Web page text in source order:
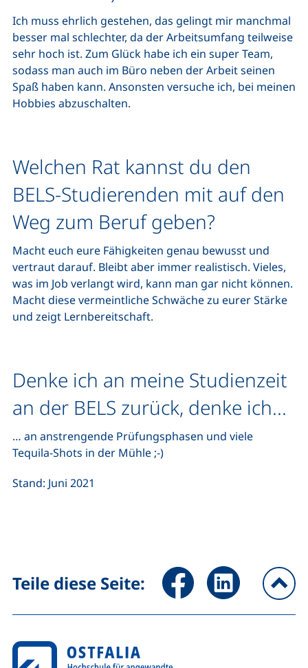
Ich muss ehrlich gestehen, das gelingt mir manchmal
besser mal schlechter, da der Arbeitsumfang teilweise
sehr hoch ist. Zum Glück habe ich ein super Team,
sodass man auch im Büro neben der Arbeit seinen
Spaß haben kann. Ansonsten versuche ich, bei meinen
Hobbies abzuschalten.
Welchen Rat kannst du den
BELS-Studierenden mit auf den
Weg zum Beruf geben?
Macht euch eure Fähigkeiten genau bewusst und
vertraut darauf. Bleibt aber immer realistisch. Vieles,
was im Job verlangt wird, kann man gar nicht können.
Macht diese vermeintliche Schwäche zu eurer Stärke
und zeigt Lernbereitschaft.
Denke ich an meine Studienzeit
an der BELS zurück, denke ich...
… an anstrengende Prüfungsphasen und viele
Tequila-Shots in der Mühle ;-)
Stand: Juni 2021
Teile diese Seite: Seite über Facebook teilen
Seite über